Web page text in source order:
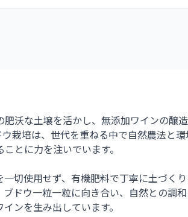
沃な土壌を活かし、無添加ワインの醸
栽培は、世代を重ねる中で自然農法と
とに力を注いでいます。
切使用せず、有機肥料で丁寧に土づくり
ドウ一粒一粒に向き合い、自然との調
ンを生み出しています。